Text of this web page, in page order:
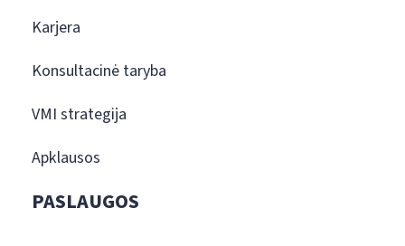
Karjera
Konsultacinė taryba
VMI strategija
Apklausos
PASLAUGOS